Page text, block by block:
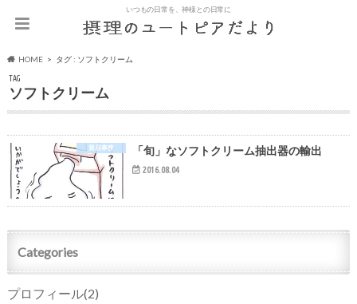
いつもの日常を、神様との日常に
HOME タグ : ソフトクリーム
TAG
ソフトクリーム
貿易事務 「旬」なソフトクリーム抽出器の輸出
2016.08.04
Categories
プロフィール(2)